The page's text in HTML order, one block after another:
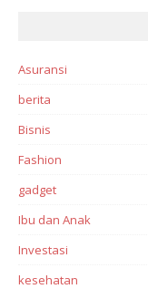
Asuransi
berita
Bisnis
Fashion
gadget
Ibu dan Anak
Investasi‎
kesehatan